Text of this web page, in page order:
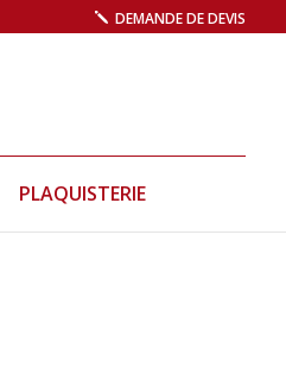
DEMANDE DE DEVIS
PLAQUISTERIE